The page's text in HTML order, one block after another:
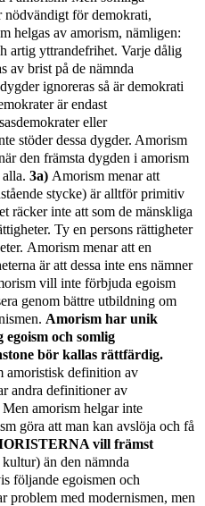
nödvändigt för demokrati,
helgas av amorism, nämligen:
artig yttrandefrihet. Varje dålig
av brist på de nämnda
ignoreras så är demokrati
är endast
eller
stöder dessa dygder. Amorism
den främsta dygden i amorism
3a) Amorism menar att
stycke) är alltför primitiv
räcker inte att som de mänskliga
Ty en persons rättigheter
Amorism menar att en
är att dessa inte ens nämner
vill inte förbjuda egoism
genom bättre utbildning om
Amorism har unik
och somlig
bör kallas rättfärdig.
definition av
andra definitioner av
amorism helgar inte
göra att man kan avslöja och få
vill främst
än den nämnda
följande egoismen och
problem med modernismen, men